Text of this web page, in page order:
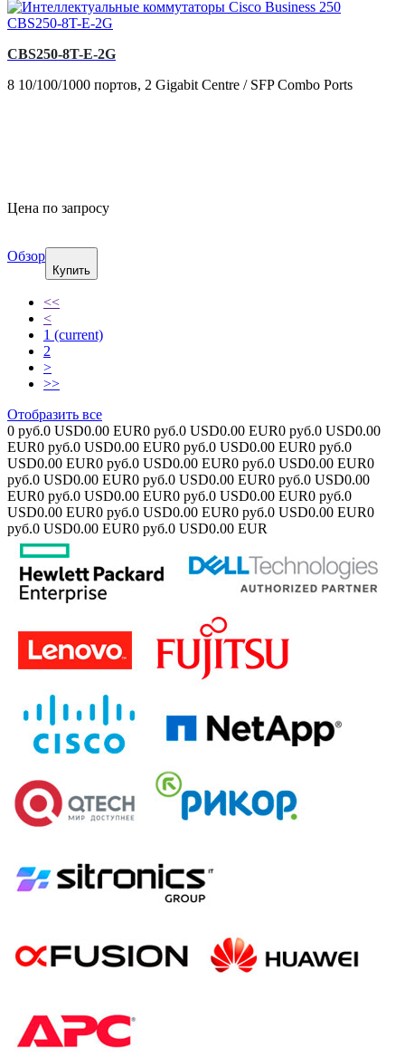
CBS250-8T-E-2G
8 10/100/1000 портов, 2 Gigabit Centre / SFP Combo Ports
Цена по запросу
Обзор
Купить
<<
<
1 (current)
2
>
>>
Отобразить все
0 руб.0 USD0.00 EUR0 руб.0 USD0.00 EUR0 руб.0 USD0.00
EUR0 руб.0 USD0.00 EUR0 руб.0 USD0.00 EUR0 руб.0
USD0.00 EUR0 руб.0 USD0.00 EUR0 руб.0 USD0.00 EUR0
руб.0 USD0.00 EUR0 руб.0 USD0.00 EUR0 руб.0 USD0.00
EUR0 руб.0 USD0.00 EUR0 руб.0 USD0.00 EUR0 руб.0
USD0.00 EUR0 руб.0 USD0.00 EUR0 руб.0 USD0.00 EUR0
руб.0 USD0.00 EUR0 руб.0 USD0.00 EUR